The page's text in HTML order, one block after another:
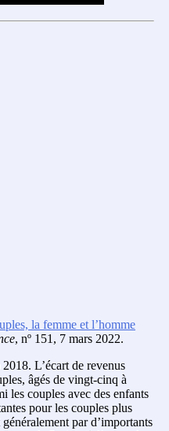
la femme et l’homme
, nº 151, 7 mars 2022.
L’écart de revenus
âgés de vingt-cinq à
les couples avec des enfants
pour les couples plus
par d’importants